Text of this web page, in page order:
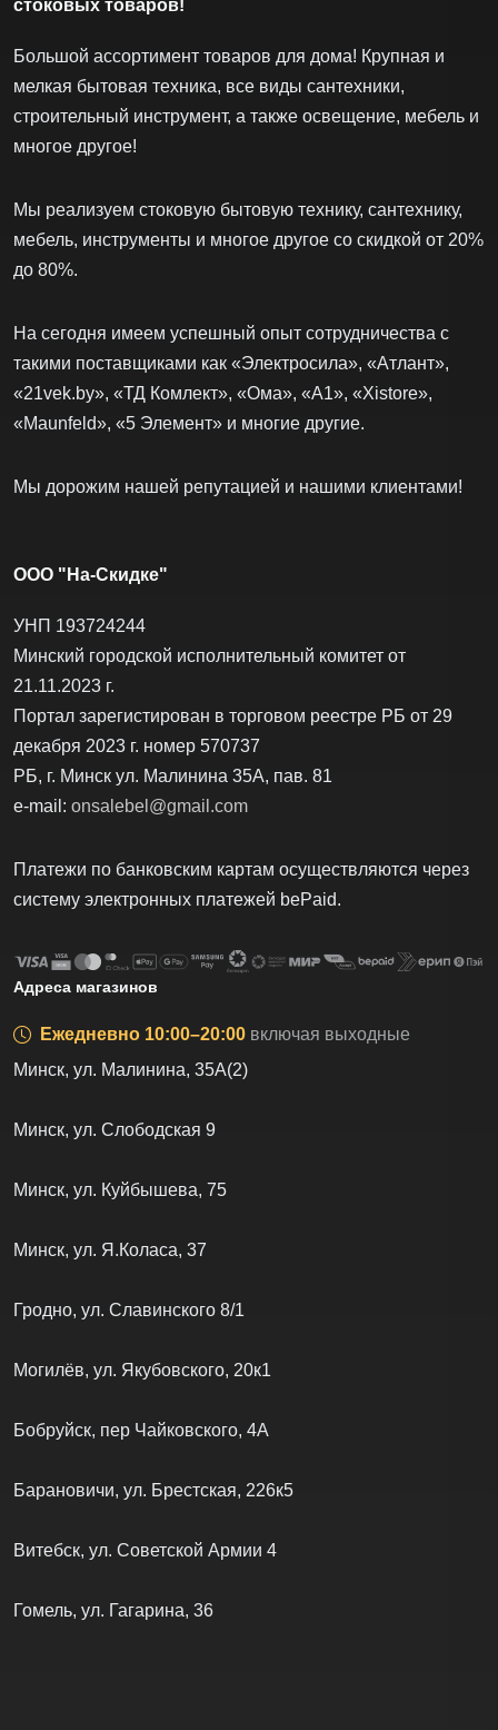
стоковых товаров!
Большой ассортимент товаров для дома! Крупная и
мелкая бытовая техника, все виды сантехники,
строительный инструмент, а также освещение, мебель и
многое другое!
Мы реализуем стоковую бытовую технику, сантехнику,
мебель, инструменты и многое другое со скидкой от 20%
до 80%.
На сегодня имеем успешный опыт сотрудничества с
такими поставщиками как «Электросила», «Атлант»,
«21vek.by», «ТД Комлект», «Ома», «А1», «Xistore»,
«Maunfeld», «5 Элемент» и многие другие.
Мы дорожим нашей репутацией и нашими клиентами!
ООО "На-Скидке"
УНП 193724244
Минский городской исполнительный комитет от
21.11.2023 г.
Портал зарегистирован в торговом реестре РБ от 29
декабря 2023 г. номер 570737
РБ, г. Минск ул. Малинина 35А, пав. 81
e-mail: onsalebel@gmail.com
Платежи по банковским картам осуществляются через
систему электронных платежей bеPаid.
Адреса магазинов
Ежедневно 10:00–20:00 включая выходные
Минск, ул. Малинина, 35А(2)
Минск, ул. Слободская 9
Минск, ул. Куйбышева, 75
Минск, ул. Я.Коласа, 37
Гродно, ул. Славинского 8/1
Могилёв, ул. Якубовского, 20к1
Бобруйск, пер Чайковского, 4А
Барановичи, ул. Брестская, 226к5
Витебск, ул. Советской Армии 4
Гомель, ул. Гагарина, 36